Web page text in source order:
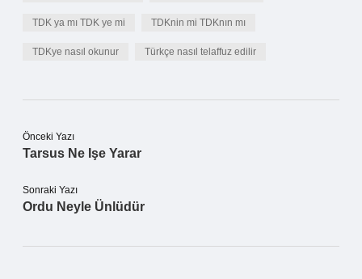
TDK ya mı TDK ye mi TDKnin mi TDKnın mı
TDKye nasıl okunur Türkçe nasıl telaffuz edilir
Önceki Yazı
Tarsus Ne Işe Yarar
Sonraki Yazı
Ordu Neyle Ünlüdür